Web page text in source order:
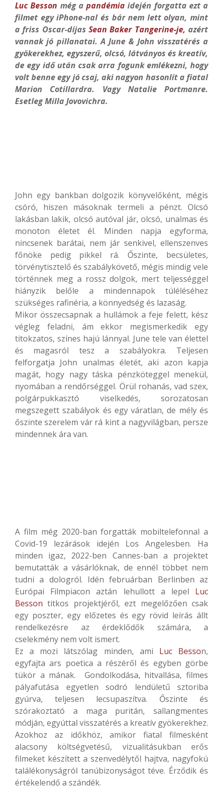
Luc Besson még a pandémia idején forgatta ezt a
filmet egy iPhone-nal és bár nem lett olyan, mint
a friss Oscar-díjas Sean Baker Tangerine-je, azért
vannak jó pillanatai. A June & John visszatérés a
gyökerekhez, egyszerű, olcsó, látványos és kreatív,
de egy idő után csak arra fogunk emlékezni, hogy
volt benne egy jó csaj, aki nagyon hasonlít a fiatal
Marion Cotillardra. Vagy Natalie Portmanre.
Esetleg Milla Jovovichra.
John egy bankban dolgozik könyvelőként, mégis
csóró, hiszen másoknak termeli a pénzt. Olcsó
lakásban lakik, olcsó autóval jár, olcsó, unalmas és
monoton életet él. Minden napja egyforma,
nincsenek barátai, nem jár senkivel, ellenszenves
főnöke pedig pikkel rá. Őszinte, becsületes,
törvénytisztelő és szabálykövető, mégis mindig vele
történnek meg a rossz dolgok, mert teljességgel
hiányzik belőle a mindennapok túléléséhez
szükséges rafinéria, a könnyedség és lazaság.
Mikor összecsapnak a hullámok a feje felett, kész
végleg feladni, ám ekkor megismerkedik egy
titokzatos, színes hajú lánnyal. June tele van élettel
és magasról tesz a szabályokra. Teljesen
felforgatja John unalmas életét, aki azon kapja
magát, hogy nagy táska pénzköteggel menekül,
nyomában a rendőrséggel. Örül rohanás, vad szex,
polgárpukkasztó viselkedés, sorozatosan
megszegett szabályok és egy váratlan, de mély és
őszinte szerelem vár rá kint a nagyvilágban, persze
mindennek ára van.
A film még 2020-ban forgatták mobiltelefonnal a
Covid-19 lezárások idején Los Angelesben. Ha
minden igaz, 2022-ben Cannes-ban a projektet
bemutatták a vásárlóknak, de ennél többet nem
tudni a dologról. Idén februárban Berlinben az
Európai Filmpiacon aztán lehullott a lepel Luc
Besson titkos projektjéről, ezt megelőzően csak
egy poszter, egy előzetes és egy rövid leírás állt
rendelkezésre az érdeklődők számára, a
cselekmény nem volt ismert.
Ez a mozi látszólag minden, ami Luc Besson,
egyfajta ars poetica a részéről és egyben görbe
tükör a mának. Gondolkodása, hitvallása, filmes
pályafutása egyetlen sodró lendületű sztoriba
gyúrva, teljesen lecsupaszítva. Őszinte és
szórakoztató a maga puritán, sallangmentes
módján, egyúttal visszatérés a kreatív gyökerekhez.
Azokhoz az időkhöz, amikor fiatal filmesként
alacsony költségvetésű, vizualitásukban erős
filmeket készített a szenvedélytől hajtva, nagyfokú
találékonyságról tanúbizonyságot téve. Érződik és
értékelendő a szándék.